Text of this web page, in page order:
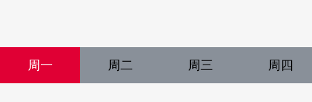
周一 周二 周三 周四